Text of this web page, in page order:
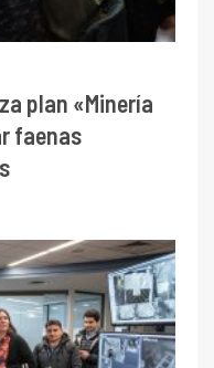
plan «Minería
faenas